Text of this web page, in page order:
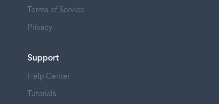
Terms of Service
Privacy
Support
Help Center
Tutorials